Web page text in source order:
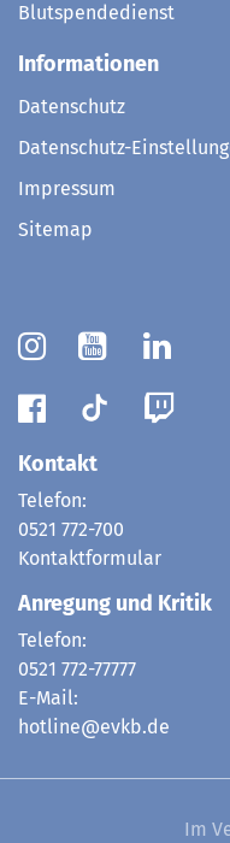
Blutspendedienst
Informationen
Datenschutz
Datenschutz-
Impressum
Sitemap
Kontakt
Telefon:
0521 772-700
Kontaktformular
Anregung und Kritik
Telefon:
0521 772-77777
E-Mail:
hotline@evkb.de
Im